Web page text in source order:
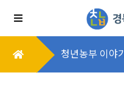
청년농부 이야기